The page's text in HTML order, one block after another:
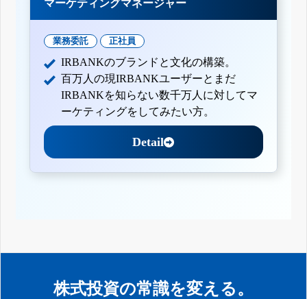
マーケティングマネージャー
業務委託 正社員
IRBANKのブランドと文化の構築。
百万人の現IRBANKユーザーとまだ
IRBANKを知らない数千万人に対してマ
ーケティングをしてみたい方。
Detail
株式投資の常識を変える。